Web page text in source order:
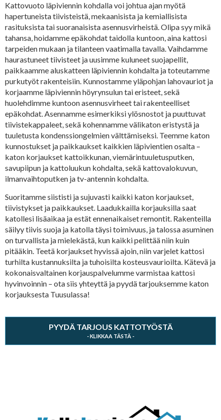
Kattovuoto läpiviennin kohdalla voi johtua ajan myötä
hapertuneista tiivisteistä, mekaanisista ja kemiallisista
rasituksista tai suoranaisista asennusvirheistä. Olipa syy mikä
tahansa, hoidamme epäkohdat taidolla kuntoon, aina kattosi
tarpeiden mukaan ja tilanteen vaatimalla tavalla. Vaihdamme
haurastuneet tiivisteet ja uusimme kuluneet suojapellit,
paikkaamme aluskatteen läpiviennin kohdalta ja toteutamme
purkutyöt rakenteisiin. Kunnostamme yläpohjan lahovauriot ja
korjaamme läpiviennin höyrynsulun tai eristeet, sekä
huolehdimme kuntoon asennusvirheet tai rakenteelliset
epäkohdat. Asennamme esimerkiksi ylösnostot ja puuttuvat
tiivistekappaleet, sekä kohennamme välikaton eristystä ja
tuuletusta kondenssiongelmien välttämiseksi. Teemme katon
kunnostukset ja paikkaukset kaikkien läpivientien osalta –
katon korjaukset kattoikkunan, viemärintuuletusputken,
savupiipun ja kattoluukun kohdalta, sekä kattovalokuvun,
ilmanvaihtoputken ja tv-antennin kohdalta.
Suoritamme siististi ja sujuvasti kaikki katon korjaukset,
tiivistykset ja paikkaukset. Laadukkailla korjauksilla saat
katollesi lisäaikaa ja estät ennenaikaiset remontit. Rakenteilla
säilyy tiivis suoja ja katolla täysi toimivuus, ja talossa asuminen
on turvallista ja mielekästä, kun kaikki pelittää niin kuin
pitääkin. Teetä korjaukset hyvissä ajoin, niin varjelet kattosi
turhilta kustannuksilta ja tuhoisilta kosteusvaurioilta. Kätevä ja
kokonaisvaltainen korjauspalvelumme varmistaa kattosi
hyvinvoinnin – ota siis yhteyttä ja pyydä tarjouksemme katon
korjauksesta Tuusulassa!
PYYDÄ TARJOUS KATTOTYÖSTÄ